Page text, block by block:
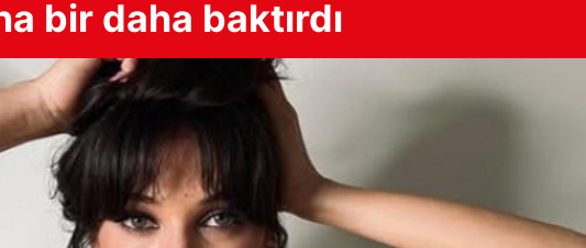
bir daha baktırdı